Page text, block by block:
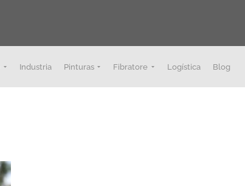
Industria Pinturas Fibratore Logística Blog